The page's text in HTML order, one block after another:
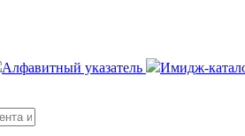
Алфавитный указатель Имидж-